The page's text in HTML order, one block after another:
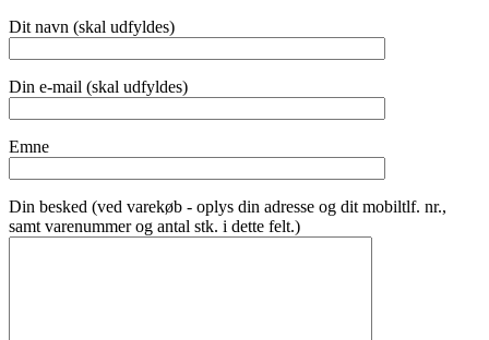
Dit navn (skal udfyldes)
Din e-mail (skal udfyldes)
Emne
Din besked (ved varekøb - oplys din adresse og dit mobiltlf. nr.,
samt varenummer og antal stk. i dette felt.)